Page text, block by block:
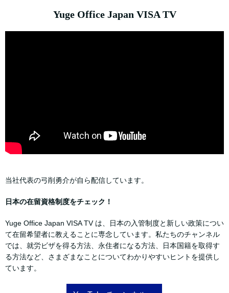
Yuge Office Japan VISA TV
当社代表の弓削勇介が自ら配信しています。
日本の在留資格制度をチェック！
Yuge Office Japan VISA TV は、日本の入管制度と新しい政策につい
て在留希望者に教えることに専念しています。私たちのチャンネル
では、就労ビザを得る方法、永住者になる方法、日本国籍を取得す
る方法など、さまざまなことについてわかりやすいヒントを提供し
ています。